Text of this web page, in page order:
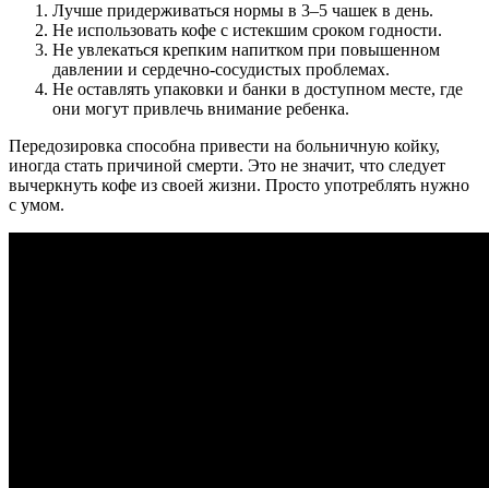
Лучше придерживаться нормы в 3–5 чашек в день.
Не использовать кофе с истекшим сроком годности.
Не увлекаться крепким напитком при повышенном
давлении и сердечно-сосудистых проблемах.
Не оставлять упаковки и банки в доступном месте, где
они могут привлечь внимание ребенка.
Передозировка способна привести на больничную койку,
иногда стать причиной смерти. Это не значит, что следует
вычеркнуть кофе из своей жизни. Просто употреблять нужно
с умом.